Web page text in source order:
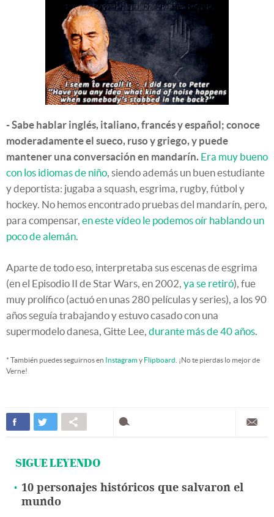
- Sabe hablar inglés, italiano, francés y español; conoce
moderadamente el sueco, ruso y griego, y puede
mantener una conversación en mandarín. Era muy bueno
con los idiomas de niño , siendo además un buen estudiante
y deportista: jugaba a squash, esgrima, rugby, fútbol y
hockey. No hemos encontrado pruebas del mandarín, pero,
para compensar, en este vídeo le podemos oír hablando un
poco de alemán
Aparte de todo eso, interpretaba sus escenas de esgrima
(en el Episodio II de Star Wars, en 2002, ya se retiró), fue
muy prolífico (actuó en unas 280 películas y series), a los 90
años seguía trabajando y estuvo casado con una
supermodelo danesa, Gitte Lee, durante más de 40 años
* También puedes seguirnos en Instagramy Flipboard . ¡No te pierdas lo mejor de
Verne!
SIGUE LEYENDO
10 personajes históricos que salvaron el
mundo